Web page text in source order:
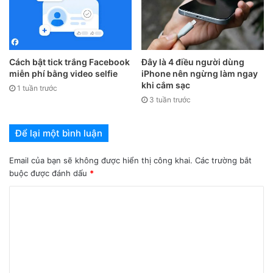
bằng cách tự động hiển thị mật mã khi phát hiện thấy người
dùng đeo khẩu trang.
3. Cân nhắc tắt 5G trên iPhone 12 mới
Tốc độ mà 5G mang tới sẽ giúp cho người dùng có trải
nghiệm tuyệt vời nhưng đối với một số người, đôi khi 5G có
mạng 5G, hãy tắt chế độ kết nối 5G để iPhone bảo toàn tuổi
Cách bật tick trắng Facebook
miễn phí bằng video selfie
1 tuần trước
Đây là 4 điều người dùng
iPhone nên ngừng làm ngay
khi cắm sạc
3 tuần trước
Để lại một bình luận
Email của bạn sẽ không được hiển thị công khai. Các trường bắt
buộc được đánh dấu *